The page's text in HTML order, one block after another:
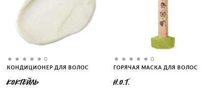
0
КОНДИЦИОНЕР ДЛЯ ВОЛОС
КОКТЕЙЛЬ
0
ГОРЯЧАЯ МАСКА ДЛЯ ВОЛОС
H.O.T.